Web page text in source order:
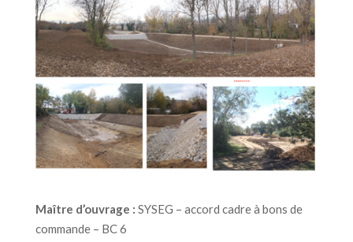
Maître d’ouvrage : SYSEG – accord cadre à bons de
commande – BC 6